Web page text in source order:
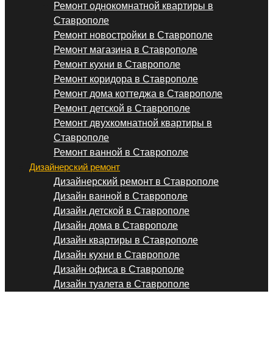
Ремонт однокомнатной квартиры в
Ставрополе
Ремонт новостройки в Ставрополе
Ремонт магазина в Ставрополе
Ремонт кухни в Ставрополе
Ремонт коридора в Ставрополе
Ремонт дома коттеджа в Ставрополе
Ремонт детской в Ставрополе
Ремонт двухкомнатной квартиры в
Ставрополе
Ремонт ванной в Ставрополе
Дизайнерский ремонт
Дизайнерский ремонт в Ставрополе
Дизайн ванной в Ставрополе
Дизайн детской в Ставрополе
Дизайн дома в Ставрополе
Дизайн квартиры в Ставрополе
Дизайн кухни в Ставрополе
Дизайн офиса в Ставрополе
Дизайн туалета в Ставрополе